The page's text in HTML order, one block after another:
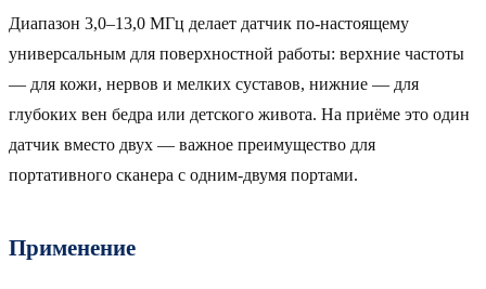
Диапазон 3,0–13,0 МГц делает датчик по-настоящему
универсальным для поверхностной работы: верхние частоты
— для кожи, нервов и мелких суставов, нижние — для
глубоких вен бедра или детского живота. На приёме это один
датчик вместо двух — важное преимущество для
портативного сканера с одним-двумя портами.
Применение